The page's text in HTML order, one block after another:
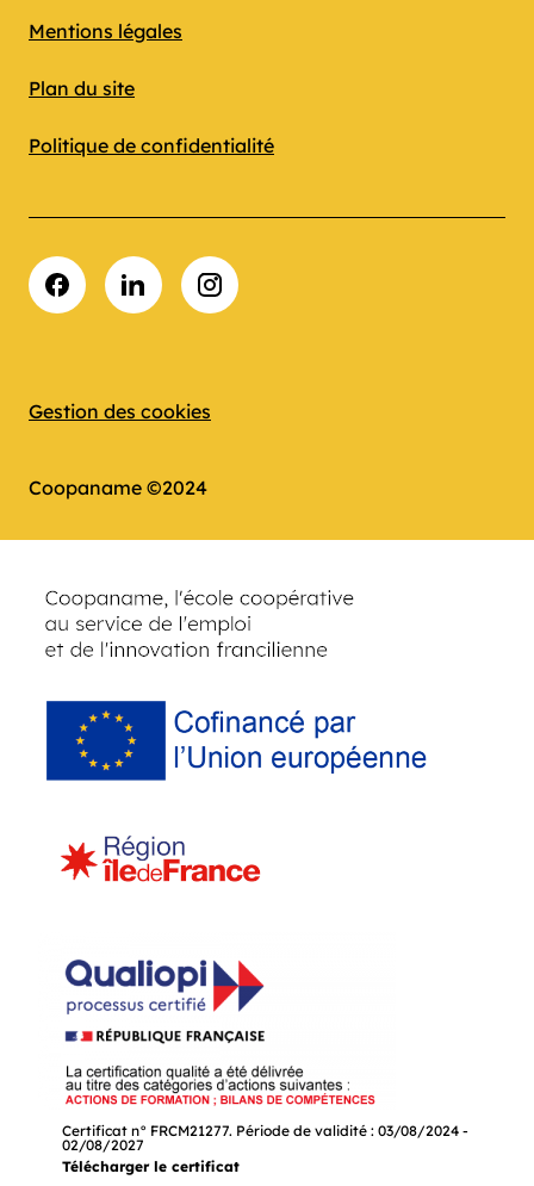
Mentions légales
Plan du site
Politique de confidentialité
Gestion des cookies
Coopaname ©2024
Certificat n° FRCM21277. Période de validité : 03/08/2024 -
02/08/2027
Télécharger le certificat